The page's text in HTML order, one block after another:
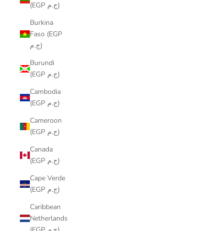
(EGP ج.م)
Burkina
Faso (EGP
ج.م)
Burundi
(EGP ج.م)
Cambodia
(EGP ج.م)
Cameroon
(EGP ج.م)
Canada
(EGP ج.م)
Cape Verde
(EGP ج.م)
Caribbean
Netherlands